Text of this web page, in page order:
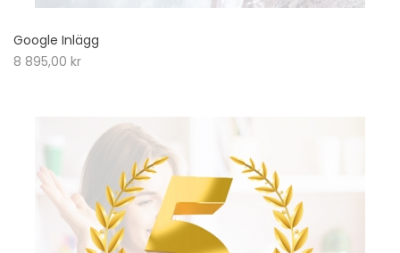
Google Inlägg
8 895,00 kr